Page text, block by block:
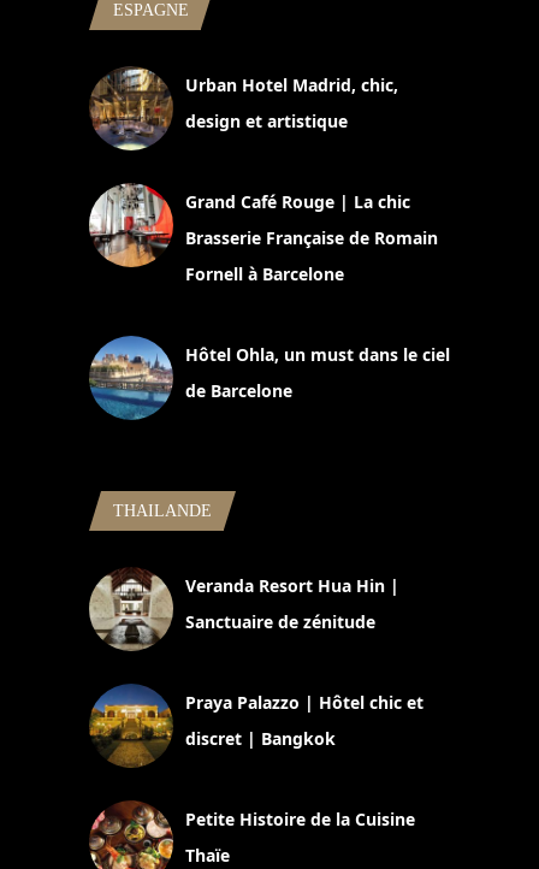
ESPAGNE
Urban Hotel Madrid, chic,
design et artistique
Grand Café Rouge | La chic
Brasserie Française de Romain
Fornell à Barcelone
Hôtel Ohla, un must dans le ciel
de Barcelone
THAILANDE
Veranda Resort Hua Hin |
Sanctuaire de zénitude
Praya Palazzo | Hôtel chic et
discret | Bangkok
Petite Histoire de la Cuisine
Thaïe